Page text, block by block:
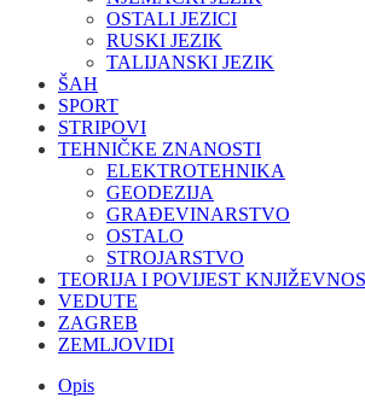
OSTALI JEZICI
RUSKI JEZIK
TALIJANSKI JEZIK
ŠAH
SPORT
STRIPOVI
TEHNIČKE ZNANOSTI
ELEKTROTEHNIKA
GEODEZIJA
GRAĐEVINARSTVO
OSTALO
STROJARSTVO
TEORIJA I POVIJEST
VEDUTE
ZAGREB
ZEMLJOVIDI
Opis